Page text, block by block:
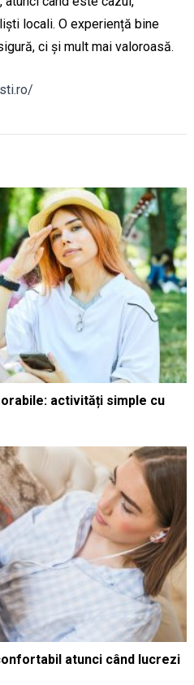
locali. O experiență bine
ci și mult mai valoroasă.
activități simple cu
atunci când lucrezi